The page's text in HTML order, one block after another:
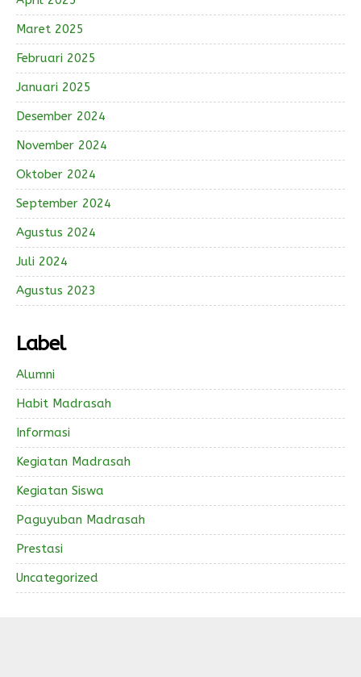
Maret 2025
Februari 2025
Januari 2025
Desember 2024
November 2024
Oktober 2024
September 2024
Agustus 2024
Juli 2024
Agustus 2023
Label
Alumni
Habit Madrasah
Informasi
Kegiatan Madrasah
Kegiatan Siswa
Paguyuban Madrasah
Prestasi
Uncategorized